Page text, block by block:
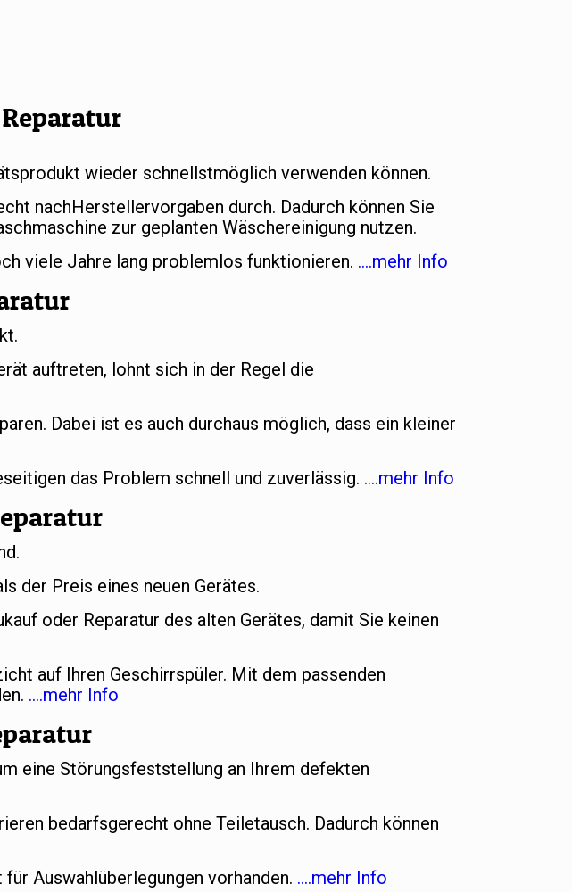
wieder schnellstmöglich verwenden können.
nachHerstellervorgaben durch. Dadurch können Sie
zur geplanten Wäschereinigung nutzen.
viele Jahre lang problemlos funktionieren. ….mehr Info
auftreten, lohnt sich in der Regel die
Dabei ist es auch durchaus möglich, dass ein kleiner
das Problem schnell und zuverlässig. ….mehr Info
der Preis eines neuen Gerätes.
oder Reparatur des alten Gerätes, damit Sie keinen
auf Ihren Geschirrspüler. Mit dem passenden
….mehr Info
eine Störungsfeststellung an Ihrem defekten
bedarfsgerecht ohne Teiletausch. Dadurch können
Auswahlüberlegungen vorhanden. ….mehr Info